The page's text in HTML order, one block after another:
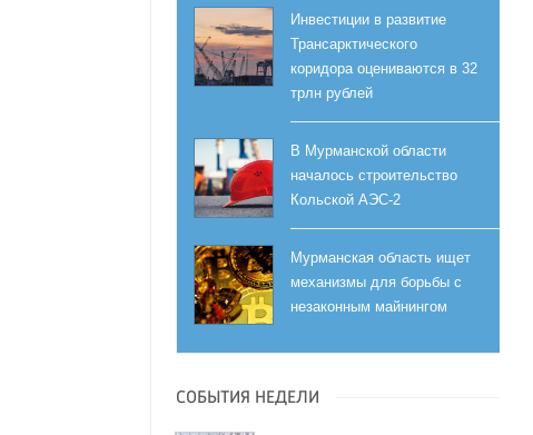
Инвестиции в развитие
Трансарктического
коридора оцениваются в 32
трлн рублей
В Мурманской области
началось строительство
Кольской АЭС-2
Мурманская область ищет
механизмы для борьбы с
незаконным майнингом
СОБЫТИЯ НЕДЕЛИ